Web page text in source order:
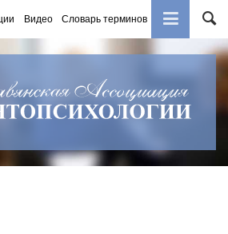
Видео Словарь терминов Книги